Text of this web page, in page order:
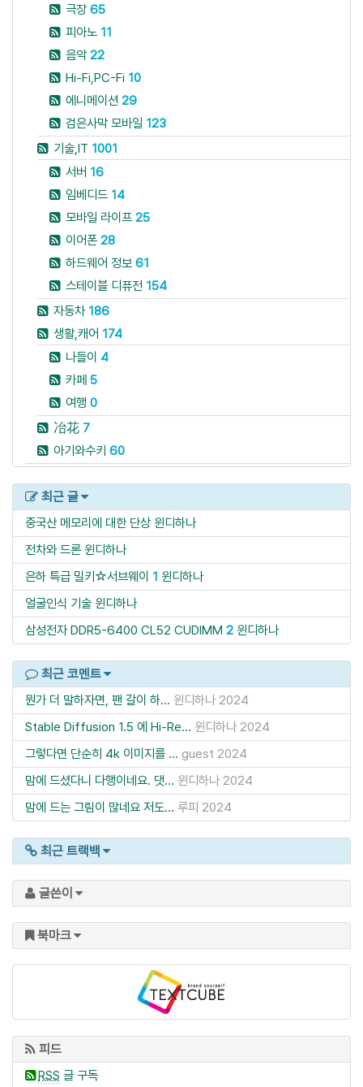
극장65
피아노 11
음악22
Hi-Fi,PC-Fi 10
에니메이션 29
검은사막 모바일 123
기술,IT 1001
서버 16
임베디드 14
모바일 라이프 25
이어폰 28
하드웨어 정보 61
스테이블 디퓨전 154
자동차 186
생활,캐어 174
나들이 4
카페 5
여행 0
冶花 7
아기와수키 60
최근 글
중국산 메모리에 대한 단상 윈디하나
전차와 드론 윈디하나
은하 특급 밀키☆서브웨이 1 윈디하나
얼굴인식 기술 윈디하나
삼성전자 DDR5-6400 CL52 CUDIMM 2 윈디하나
최근 코멘트
뭔가 더 말하자면, 팬 갈이 하... 윈디하나 2024
Stable Diffusion 1.5 에 Hi-Re... 윈디하나 2024
그렇다면 단순히 4k 이미지를 ... guest 2024
맘에 드셨다니 다행이네요. 댓... 윈디하나 2024
맘에 드는 그림이 많네요 저도... 루피 2024
최근 트랙백
글쓴이
북마크
피드
RSS 글 구독